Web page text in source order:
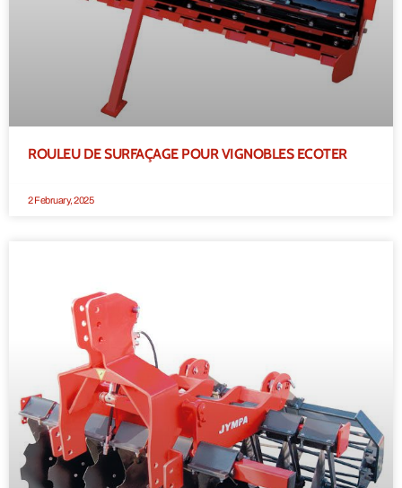
ROULEU DE SURFAÇAGE POUR VIGNOBLES ECOTER
2 February, 2025